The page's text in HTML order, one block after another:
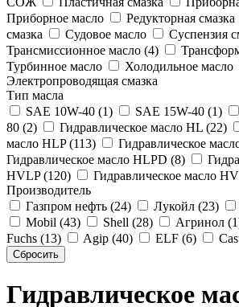
Приборное масло
Редукторная смазка
смазка
Судовое масло
Суспензия
Трансмиссионное масло (4)
Турбинное масло
Холодильное масло
Электропроводящая смазка
Тип масла
SAE 10W-40 (1)
SAE 15W-40 (1)
80 (2)
Гидравлическое масло HL (22)
масло HLP (113)
Гидравлическое
Гидравлическое масло HLPD (8)
HVLP (120)
Гидравлическое масло
Производитель
Газпром нефть (24)
Лукойл (23)
Mobil (43)
Shell (28) Агринол
Fuchs (13)
Agip (40) ELF (6)
Гидравлическое